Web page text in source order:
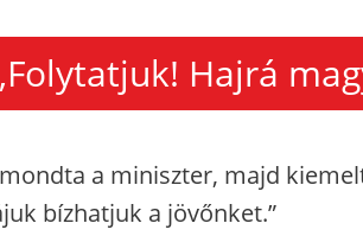
Hajrá
a miniszter, majd
bízhatjuk a jövőnket.”